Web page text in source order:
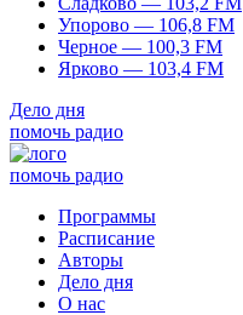
Упорово — 106,8 FM
Черное — 100,3 FM
Ярково — 103,4 FM
Дело дня
помочь радио
помочь радио
Программы
Расписание
Авторы
Дело дня
О нас